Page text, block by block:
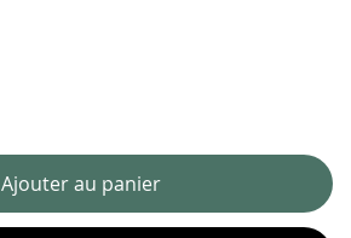
Ajouter au panier